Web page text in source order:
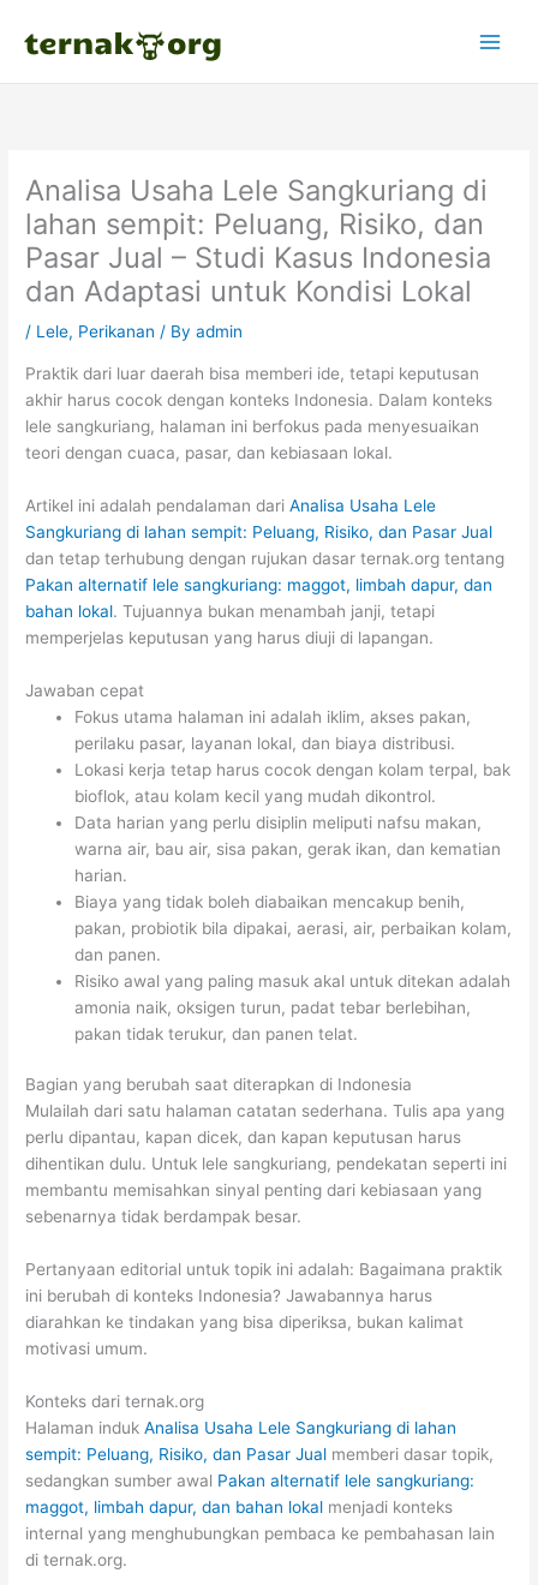
Analisa Usaha Lele Sangkuriang di
lahan sempit: Peluang, Risiko, dan
Pasar Jual – Studi Kasus Indonesia
dan Adaptasi untuk Kondisi Lokal
/ Lele, Perikanan / Byadmin
Praktik dari luar daerah bisa memberi ide, tetapi keputusan
akhir harus cocok dengan konteks Indonesia. Dalam konteks
lele sangkuriang, halaman ini berfokus pada menyesuaikan
teori dengan cuaca, pasar, dan kebiasaan lokal.
Artikel ini adalah pendalaman dariAnalisa Usaha Lele
Sangkuriang di lahan sempit: Peluang, Risiko, dan Pasar Jual
dan tetap terhubung dengan rujukan dasar ternak.org tentang
Pakan alternatif lele sangkuriang: maggot, limbah dapur, dan
bahan lokal. Tujuannya bukan menambah janji, tetapi
memperjelas keputusan yang harus diuji di lapangan.
Jawaban cepat
Fokus utama halaman ini adalah iklim, akses pakan,
perilaku pasar, layanan lokal, dan biaya distribusi.
Lokasi kerja tetap harus cocok dengan kolam terpal, bak
bioflok, atau kolam kecil yang mudah dikontrol.
Data harian yang perlu disiplin meliputi nafsu makan,
warna air, bau air, sisa pakan, gerak ikan, dan kematian
harian.
Biaya yang tidak boleh diabaikan mencakup benih,
pakan, probiotik bila dipakai, aerasi, air, perbaikan kolam,
dan panen.
Risiko awal yang paling masuk akal untuk ditekan adalah
amonia naik, oksigen turun, padat tebar berlebihan,
pakan tidak terukur, dan panen telat.
Bagian yang berubah saat diterapkan di Indonesia
Mulailah dari satu halaman catatan sederhana. Tulis apa yang
perlu dipantau, kapan dicek, dan kapan keputusan harus
dihentikan dulu. Untuk lele sangkuriang, pendekatan seperti ini
membantu memisahkan sinyal penting dari kebiasaan yang
sebenarnya tidak berdampak besar.
Pertanyaan editorial untuk topik ini adalah: Bagaimana praktik
ini berubah di konteks Indonesia? Jawabannya harus
diarahkan ke tindakan yang bisa diperiksa, bukan kalimat
motivasi umum.
Konteks dari ternak.org
Halaman indukAnalisa Usaha Lele Sangkuriang di lahan
sempit: Peluang, Risiko, dan Pasar Jual memberi dasar topik,
sedangkan sumber awal Pakan alternatif lele sangkuriang:
maggot, limbah dapur, dan bahan lokal menjadi konteks
internal yang menghubungkan pembaca ke pembahasan lain
di ternak.org.